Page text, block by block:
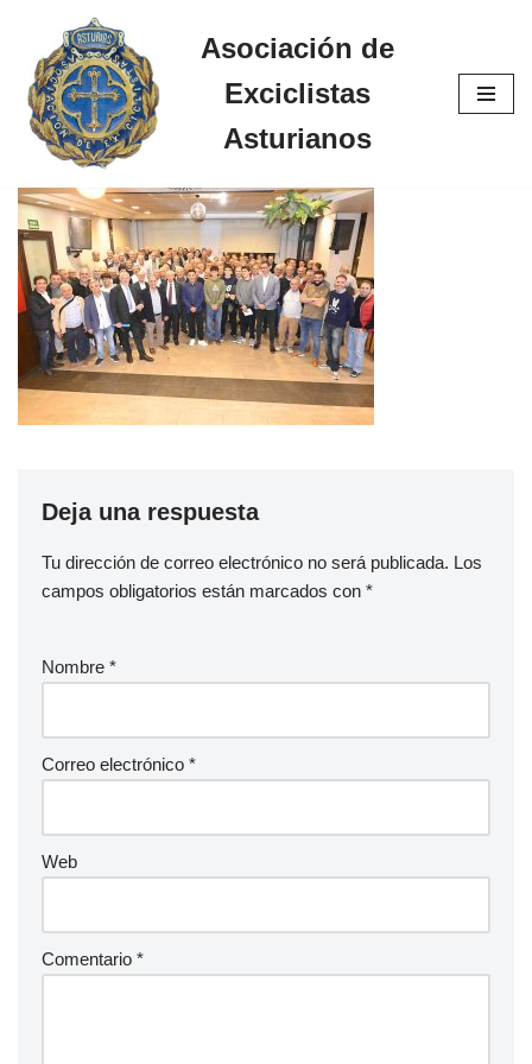
Saltar
al
contenido
Asociación de
Exciclistas
Asturianos
Deja una respuesta
Tu dirección de correo electrónico no será publicada. Los
campos obligatorios están marcados con *
Nombre *
Correo electrónico *
Web
Comentario *